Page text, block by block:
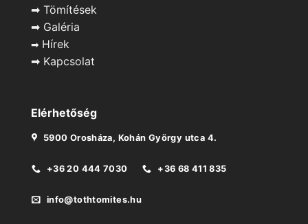
➡ Tömítések
➡ Galéria
➡ Hírek
➡ Kapcsolat
Elérhetőség
5900 Orosháza, Kohán György utca 4.
+36 20 444 7030 +36 68 411 835
info@tothtomites.hu